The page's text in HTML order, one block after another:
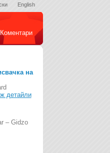
English
Коментари
на
детайли
– Gidzo